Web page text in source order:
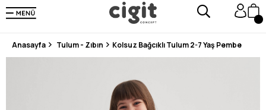
250.000'DEN FAZLA DEĞERLENDİRMEDE 5 ÜZERİNDEN 4.8 PUAN ALDI ⭐⭐⭐⭐⭐
3 MİLYONDAN FAZLA MUTLU MÜŞTERİ ❤️ 10 MİLYON ÜRÜN
Anasayfa Tulum - Zıbın Kolsuz Bağcıklı Tulum 2-7 Yaş Pembe